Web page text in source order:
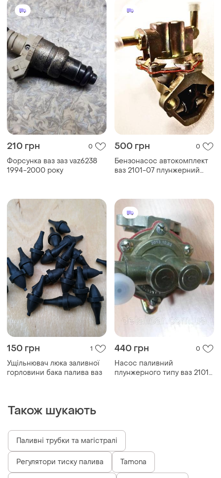
210 грн 0
Форсунка ваз заз vaz6238
1994-2000 року
500 грн 0
Бензонасос автокомплект
ваз 2101-07 плунжерний
150 грн 1
Ущільнювач люка заливної
горловини бака палива ваз
440 грн 0
Насос паливний
плунжерного типу ваз 2101-
Також шукають
Паливні трубки та магістралі
Регулятори тиску палива Tamona